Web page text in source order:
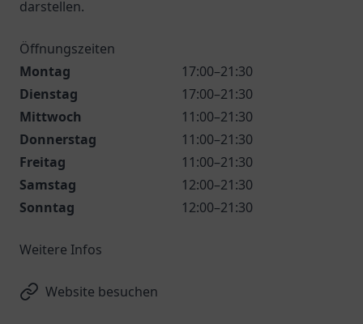
darstellen.
Öffnungszeiten
Montag
17:00–21:30
Dienstag
17:00–21:30
Mittwoch
11:00–21:30
Donnerstag
11:00–21:30
Freitag
11:00–21:30
Samstag
12:00–21:30
Sonntag
12:00–21:30
Weitere Infos
Website besuchen